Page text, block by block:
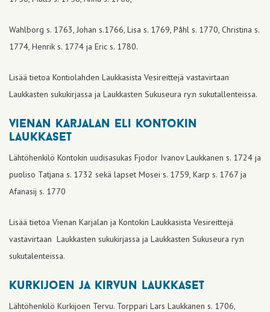
Wahlborg s. 1763, Johan s.1766, Lisa s. 1769, Påhl s. 1770, Christina s.
1774, Henrik s. 1774 ja Eric s. 1780.
Lisää tietoa Kontiolahden Laukkasista Vesireittejä vastavirtaan
Laukkasten sukukirjassa ja Laukkasten Sukuseura ry:n sukutallenteissa.
vienan karjalan eli kontokin
laukkaset
Lähtöhenkilö Kontokin uudisasukas Fjodor Ivanov Laukkanen s. 1724 ja
puoliso Tatjana s. 1732 sekä lapset Mosei s. 1759, Karp s. 1767 ja
Afanasij s. 1770
Lisää tietoa Vienan Karjalan ja Kontokin Laukkasista Vesireittejä
vastavirtaan Laukkasten sukukirjassa ja Laukkasten Sukuseura ry:n
sukutalenteissa.
kurkijoen ja kirvun laukkaset
Lähtöhenkilö Kurkijoen Tervu. Torppari Lars Laukkanen s. 1706,